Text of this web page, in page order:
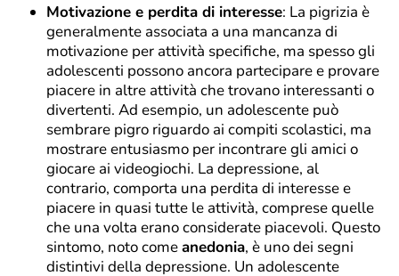
Motivazione e perdita di interesse: La pigrizia è
generalmente associata a una mancanza di
motivazione per attività specifiche, ma spesso gli
adolescenti possono ancora partecipare e provare
piacere in altre attività che trovano interessanti o
divertenti. Ad esempio, un adolescente può
sembrare pigro riguardo ai compiti scolastici, ma
mostrare entusiasmo per incontrare gli amici o
giocare ai videogiochi. La depressione, al
contrario, comporta una perdita di interesse e
piacere in quasi tutte le attività, comprese quelle
che una volta erano considerate piacevoli. Questo
sintomo, noto comeanedonia, è uno dei segni
distintivi della depressione. Un adolescente